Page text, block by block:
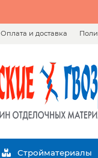
Оплата и доставка
Стройматериалы